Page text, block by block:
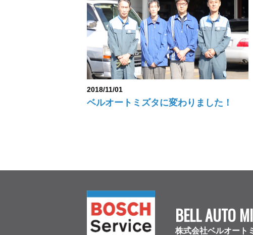
2018/11/01
ベルオートミズタに変わりました！
BELL AUTO
株式会社ベルオート